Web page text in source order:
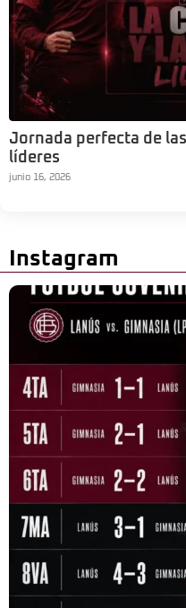
Jornada perfecta de
líderes
junio 16, 2026
Instagram